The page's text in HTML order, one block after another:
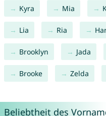
Kyra Mia
Lia Ria
Brooklyn Jada
Brooke Zelda
Beliebtheit des